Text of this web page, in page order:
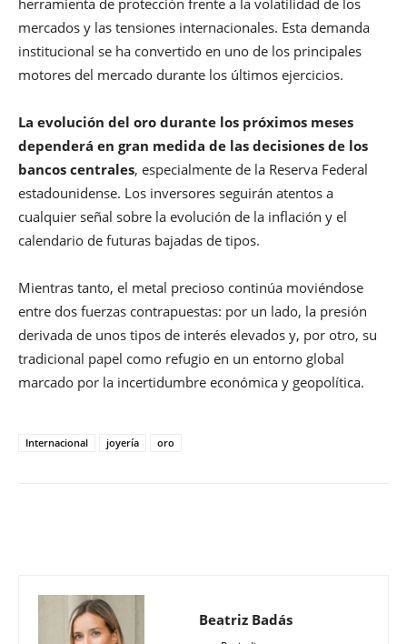
herramienta de protección frente a la volatilidad de los
mercados y las tensiones internacionales. Esta demanda
institucional se ha convertido en uno de los principales
motores del mercado durante los últimos ejercicios.
La evolución del oro durante los próximos meses
dependerá en gran medida de las decisiones de los
bancos centrales, especialmente de la Reserva Federal
estadounidense. Los inversores seguirán atentos a
cualquier señal sobre la evolución de la inflación y el
calendario de futuras bajadas de tipos.
Mientras tanto, el metal precioso continúa moviéndose
entre dos fuerzas contrapuestas: por un lado, la presión
derivada de unos tipos de interés elevados y, por otro, su
tradicional papel como refugio en un entorno global
marcado por la incertidumbre económica y geopolítica.
Internacional joyería oro
Beatriz Badás